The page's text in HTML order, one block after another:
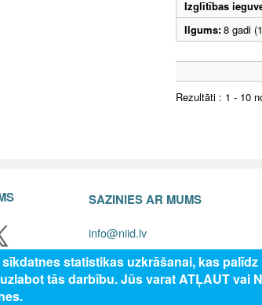
Izglītības
Ilgums:8 gadi
Rezultāti : 1 - 10
SAZINIES AR MUMS
info@niid.lv
statistikas uzkrāšanai, kas
tās darbību. Jūs varat ATĻAUT vai